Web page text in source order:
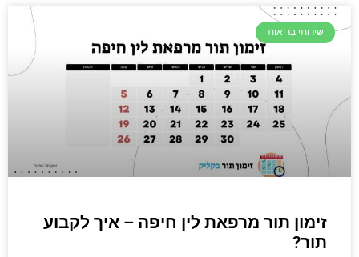
שירותי בריאות
זימון תור מרפאת לין חיפה – איך לקבוע
תור?